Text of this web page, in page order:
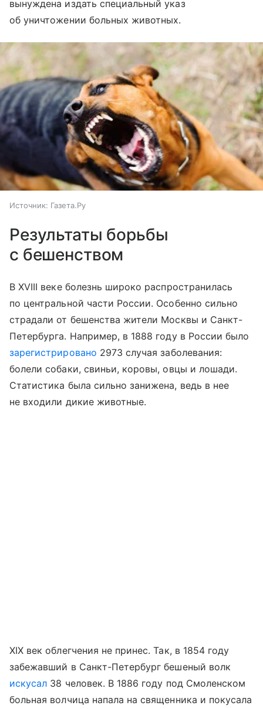
вынуждена издать специальный указ
об уничтожении больных животных.
Источник: Газета.Ру
Результаты борьбы
с бешенством
В XVIII веке болезнь широко распространилась
по центральной части России. Особенно сильно
страдали от бешенства жители Москвы и Санкт-
Петербурга. Например, в 1888 году в России было
зарегистрировано 2973 случая заболевания:
болели собаки, свиньи, коровы, овцы и лошади.
Статистика была сильно занижена, ведь в нее
не входили дикие животные.
XIX век облегчения не принес. Так, в 1854 году
забежавший в Санкт-Петербург бешеный волк
искусал 38 человек. В 1886 году под Смоленском
больная волчица напала на священника и покусала